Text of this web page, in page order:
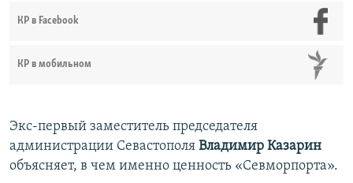
КР в Facebook
КР в мобильном
Экс-первый заместитель председателя
администрации Севастополя Владимир Казарин
объясняет, в чем именно ценность «Севморпорта».